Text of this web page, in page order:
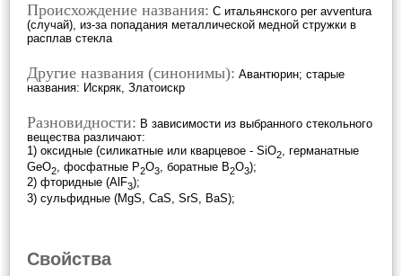
Происхождение названия: С итальянского per avventura
(случай), из-за попадания металлической медной стружки в
расплав стекла
Другие названия (синонимы): Авантюрин; старые
названия: Искряк, Златоискр
Разновидности: В зависимости из выбранного стекольного
вещества различают:
1) оксидные (силикатные или кварцевое - SiO2, германатные
GeO2 , фосфатные P2O3 , боратные B2O3);
2) фторидные (AlF3);
3) сульфидные (MgS, CaS, SrS, BaS);
Свойства